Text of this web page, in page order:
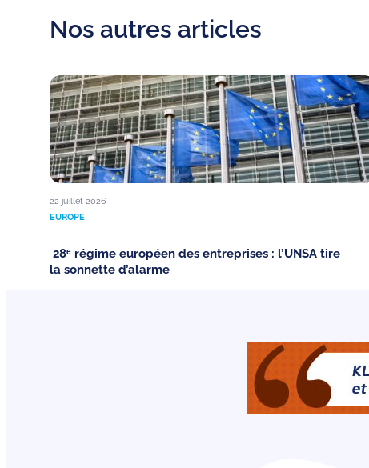
Nos autres articles
22 juillet 2026
EUROPE
28ᵉ régime européen des entreprises : l’UNSA tire
la sonnette d’alarme